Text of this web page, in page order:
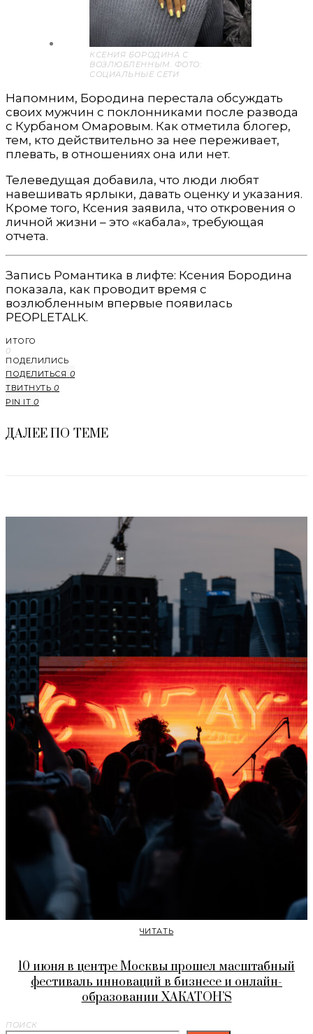
КСЕНИЯ БОРОДИНА С
ВОЗЛЮБЛЕННЫМ. ФОТО:
СОЦИАЛЬНЫЕ СЕТИ
Напомним, Бородина перестала обсуждать
своих мужчин с поклонниками после развода
с Курбаном Омаровым. Как отметила блогер,
тем, кто действительно за нее переживает,
плевать, в отношениях она или нет.
Телеведущая добавила, что люди любят
навешивать ярлыки, давать оценку и указания.
Кроме того, Ксения заявила, что откровения о
личной жизни – это «кабала», требующая
отчета.
Запись Романтика в лифте: Ксения Бородина
показала, как проводит время с
возлюбленным впервые появилась
PEOPLETALK.
ИТОГО
0
ПОДЕЛИЛИСЬ
ПОДЕЛИТЬСЯ 0
ТВИТНУТЬ 0
PIN IT 0
ДАЛЕЕ ПО ТЕМЕ
ЧИТАТЬ
10 июня в центре Москвы прошел масштабный
фестиваль инноваций в бизнесе и онлайн-
образовании ХАКАТОН’S
ПОИСК